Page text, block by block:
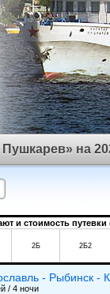
на
и стоимость
2Б 2Б2
- Рыбинск -
/ 4 ночи